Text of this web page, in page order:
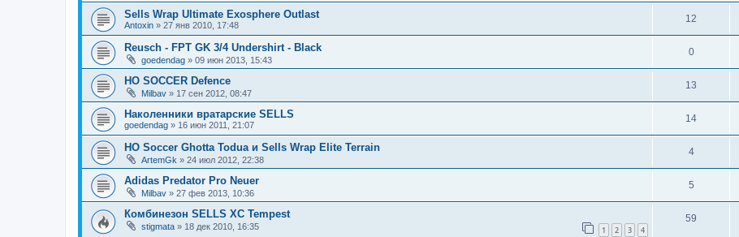
Sells Wrap Ultimate Exosphere Outlast
Antoxin » 27 янв 2010, 17:48
12
Reusch - FPT GK 3/4 Undershirt - Black
goedendag » 09 июн 2013, 15:43
0
HO SOCCER Defence
Milbav » 17 сен 2012, 08:47
13
Наколенники вратарские SELLS
goedendag » 16 июн 2011, 21:07
14
HO Soccer Ghotta Todua и Sells Wrap Elite Terrain
ArtemGk » 24 июл 2012, 22:38
4
Adidas Predator Pro Neuer
Milbav » 27 фев 2013, 10:36
5
Комбинезон SELLS XC Tempest
stigmata » 18 дек 2010, 16:35 1 2 3 4
59